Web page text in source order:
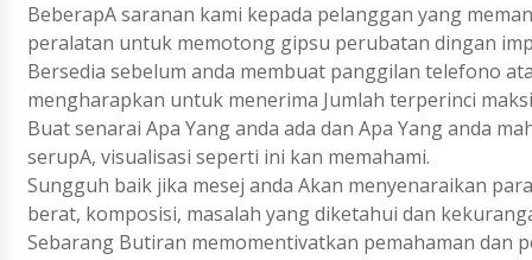
BeberapA saranan kami kepada pelanggan yang
peralatan untuk memotong gipsu perubatan dingan
Bersedia sebelum anda membuat panggilan telefono
mengharapkan untuk menerima Jumlah terperinci
Buat senarai Apa Yang anda ada dan Apa Yang anda
serupA, visualisasi seperti ini kan memahami.
Sungguh baik jika mesej anda Akan menyenaraikan
berat, komposisi, masalah yang diketahui dan
Sebarang Butiran memomentivatkan pemahaman dan